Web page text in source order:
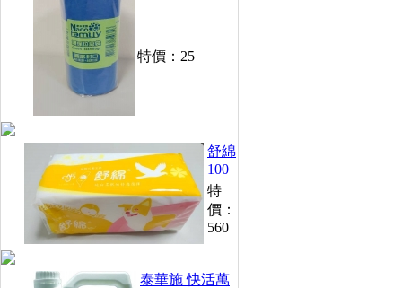
特價： 25
舒綿
100
抽衛
生紙
(48
特
價：
560
泰華施 快活萬